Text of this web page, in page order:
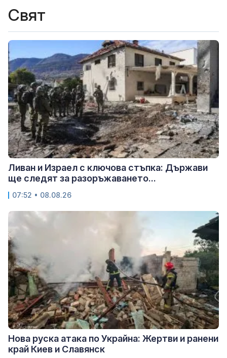
Свят
Ливан и Израел с ключова стъпка: Държави
ще следят за разоръжаването...
07:52 • 08.08.26
Нова руска атака по Украйна: Жертви и ранени
край Киев и Славянск